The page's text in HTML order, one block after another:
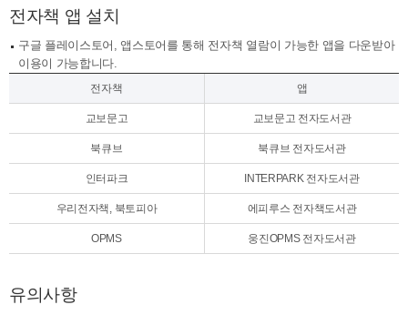
전자책 앱 설치
구글 플레이스토어, 앱스토어를 통해 전자책 열람이 가능한 앱을 다운받아
이용이 가능합니다.
전자책 앱
교보문고 교보문고 전자도서관
북큐브 북큐브 전자도서관
인터파크 INTERPARK 전자도서관
우리전자책, 북토피아 에피루스 전자책도서관
OPMS 웅진OPMS 전자도서관
유의사항